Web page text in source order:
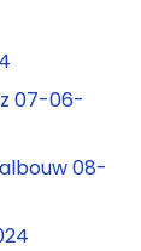
07-06-
08-